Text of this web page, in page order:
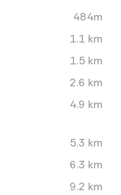
484m
1.1 km
1.5 km
2.6 km
4.9 km
5.3 km
6.3 km
9.2 km